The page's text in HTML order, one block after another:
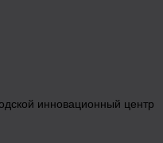
инновационный центр